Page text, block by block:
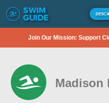
Join Our Mission: Support
Madison